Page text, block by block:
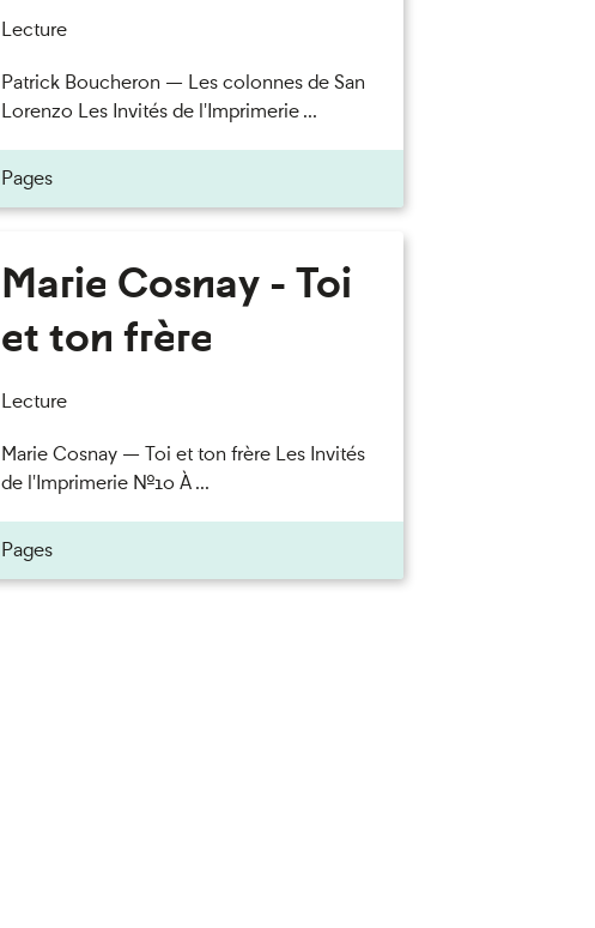
Lecture
Patrick Boucheron — Les colonnes de San
Lorenzo Les Invités de l'Imprimerie ...
Pages
Marie Cosnay - Toi
et ton frère
Lecture
Marie Cosnay — Toi et ton frère Les Invités
de l'Imprimerie n°10 À ...
Pages